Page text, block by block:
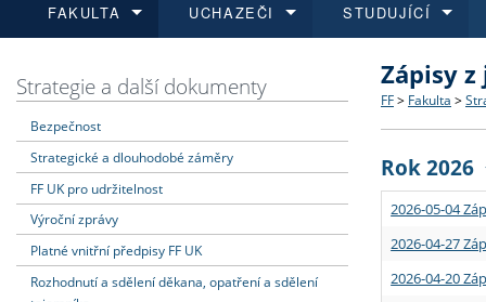
FAKULTA
Dozvědět se více
Struktura
Strategie
Podpora
UCHAZEČI
Podat přihlášku
Co
Učitelské
STUDUJÍCÍ
Dozvědět se více
Rigorózní
Dozvědět se více
O vědě a
Granty a
Dozvědět se více
Aktuální
Strategie a další dokumenty
Bezpečnost
Strategické a dlouhodobé záměry
FF UK pro udržitelnost
Výroční zprávy
Platné vnitřní předpisy FF UK
Rozhodnutí a sdělení děkana, opatření a sdělení
Zápisy
FF > Fakulta >
Rok 2026
2026-05-04
2026-04-27
2026-04-20